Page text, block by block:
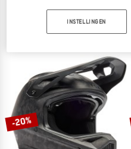
€ 369,95
-20%
INSTELLINGEN